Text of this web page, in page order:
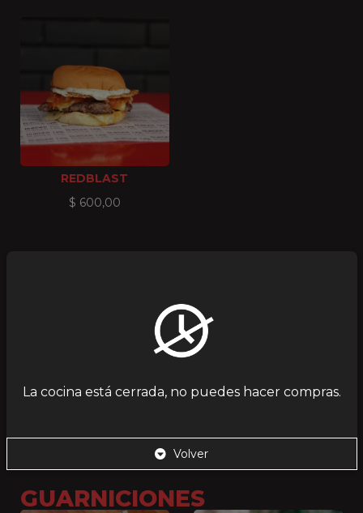
REDBLAST
$ 600,00
PAPAS CHEDDAR
GUARNICIONES
La cocina está cerrada, no puedes hacer compras.
Volver